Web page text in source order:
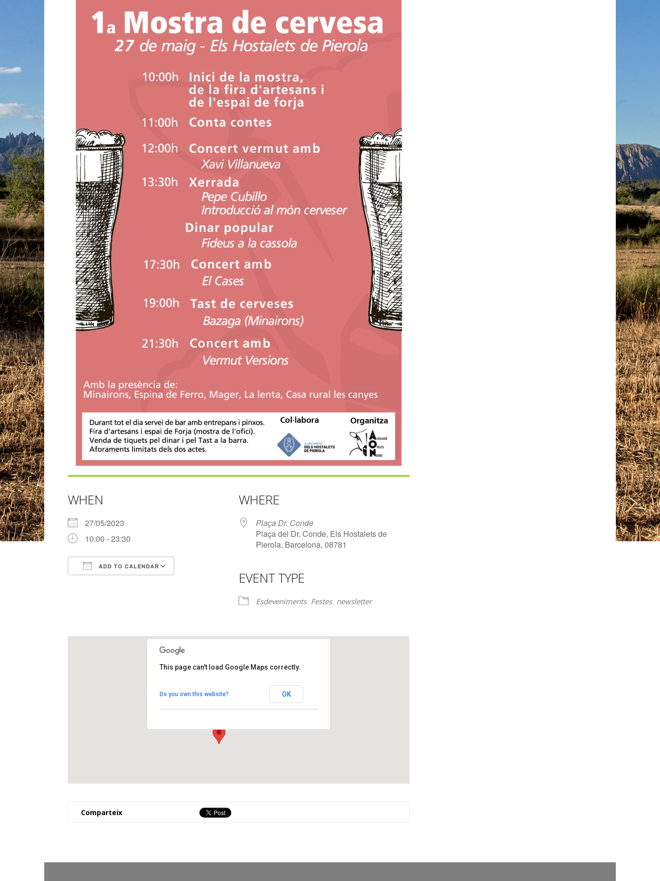
WHEN
27/05/2023
10:00 - 23:30
ADD TO CALENDAR
Google Calendar iCalendar
WHERE
Plaça Dr. Conde
Plaça del Dr. Conde, Els Hostalets de
Pierola, Barcelona, 08781
EVENT TYPE
Esdeveniments Festes newsletter
Plaça del Dr. Conde - Els Hostalets de Pierola
View Events
This page can't load Google Maps correctly.
Do you own this website? OK
Comparteix